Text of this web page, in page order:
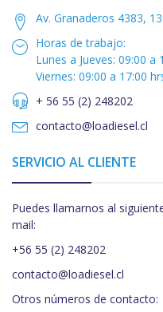
Av. Granaderos 4383,
Horas de trabajo:
Lunes a Jueves: 09:00 a
Viernes: 09:00 a 17:00
+ 56 55 (2) 248202
contacto@loadiesel.cl
SERVICIO AL CLIENTE
Puedes llamarnos al
mail:
+56 55 (2) 248202
contacto@loadiesel.cl
Otros números de contacto: